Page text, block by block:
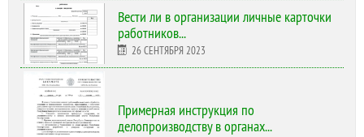
Вести ли в организации личные карточки
работников...
26 СЕНТЯБРЯ 2023
Примерная инструкция по
делопроизводству в органах...